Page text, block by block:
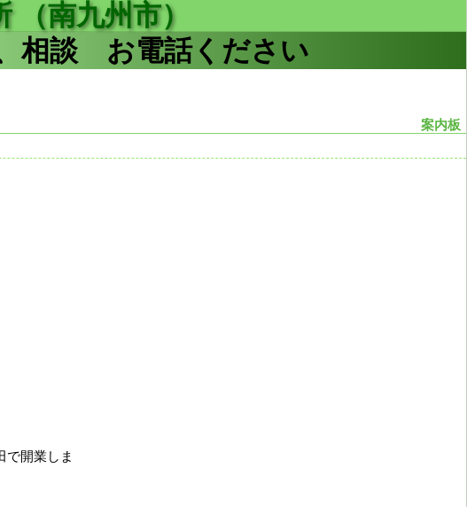
（南九州市）
相談 お電話ください
案内板
で開業しま